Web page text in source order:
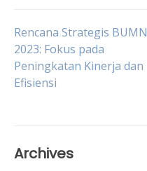
Post
navigation
Rencana Strategis BUMN
2023: Fokus pada
Peningkatan Kinerja dan
Efisiensi
Archives